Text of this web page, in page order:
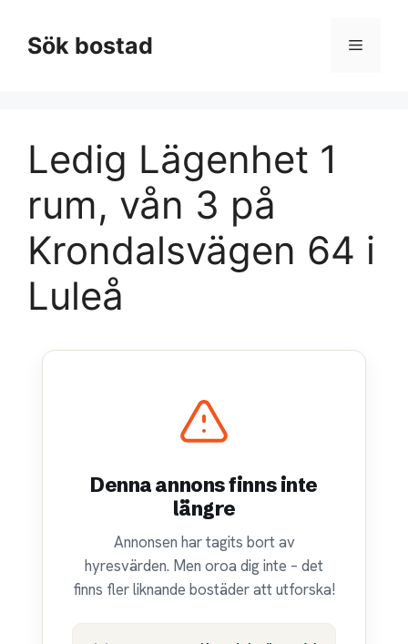
innehållSök bostad Meny
Ledig Lägenhet 1
rum, vån 3 på
Krondalsvägen 64 i
Luleå
Denna annons finns inte
längre
Annonsen har tagits bort av
hyresvärden. Men oroa dig inte – det
finns fler liknande bostäder att utforska!